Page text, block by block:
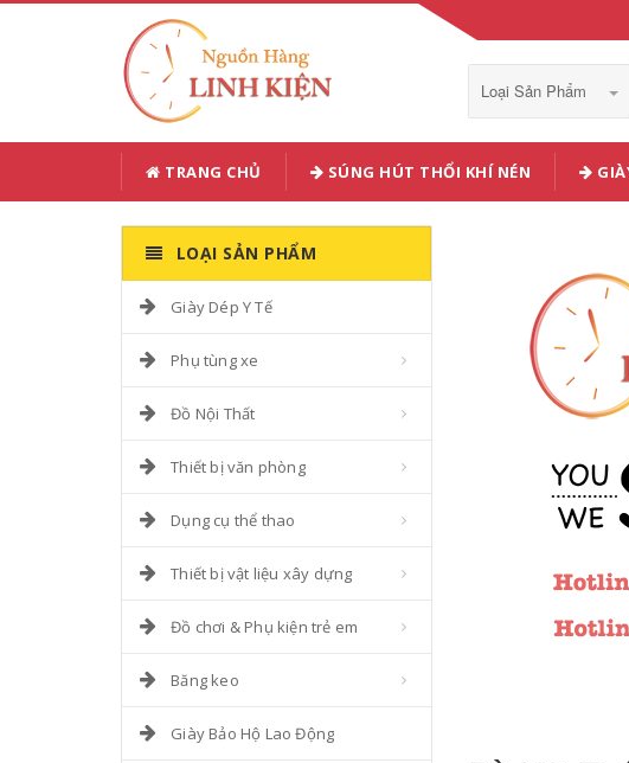
Loại Sản Phẩm
TRANG CHỦ SÚNG HÚT THỔI KHÍ NÉN
LOẠI SẢN PHẨM
Giày Dép Y Tế
Phụ tùng xe
Đồ Nội Thất
Thiết bị văn phòng
Dụng cụ thể thao
Thiết bị vật liệu xây dựng
Đồ chơi & Phụ kiện trẻ em
Băng keo
Giày Bảo Hộ Lao Động